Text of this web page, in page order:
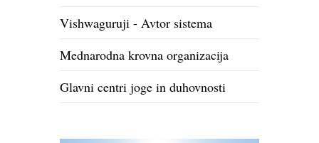
Vishwaguruji - Avtor sistema
Mednarodna krovna organizacija
Glavni centri joge in duhovnosti